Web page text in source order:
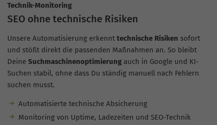
Technik-Monitoring
SEO ohne technische Risiken
Unsere Automatisierung erkennt technische Risiken sofort
und stößt direkt die passenden Maßnahmen an. So bleibt
Deine Suchmaschinenoptimierung auch in Google und KI-
Suchen stabil, ohne dass Du ständig manuell nach Fehlern
suchen musst.
Automatisierte technische Absicherung
Monitoring von Uptime, Ladezeiten und SEO-Technik